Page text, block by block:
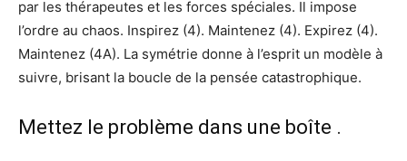
par les thérapeutes et les forces spéciales. Il impose
l’ordre au chaos. Inspirez (4). Maintenez (4). Expirez (4).
Maintenez (4A). La symétrie donne à l’esprit un modèle à
suivre, brisant la boucle de la pensée catastrophique.
Mettez le problème dans une boîte .